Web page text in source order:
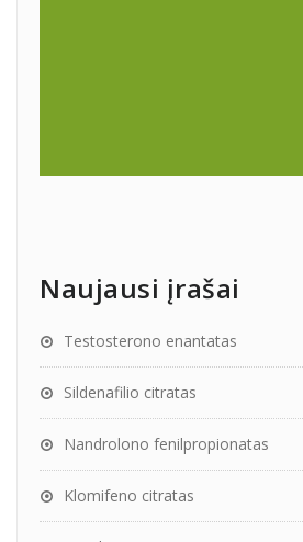
Naujausi įrašai
Testosterono enantatas
Sildenafilio citratas
Nandrolono fenilpropionatas
Klomifeno citratas